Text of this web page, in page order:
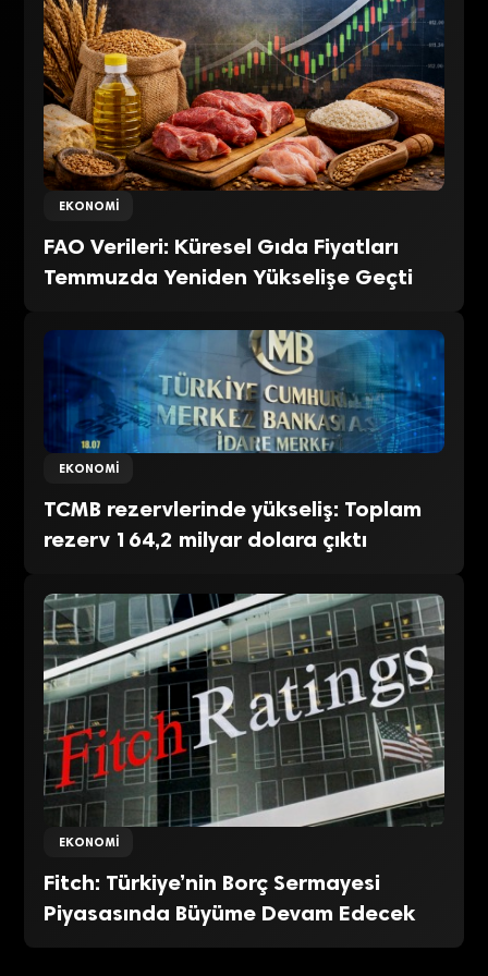
EKONOMI
FAO Verileri: Küresel Gıda Fiyatları
Temmuzda Yeniden Yükselişe Geçti
EKONOMI
TCMB rezervlerinde yükseliş: Toplam
rezerv 164,2 milyar dolara çıktı
EKONOMI
Fitch: Türkiye’nin Borç Sermayesi
Piyasasında Büyüme Devam Edecek